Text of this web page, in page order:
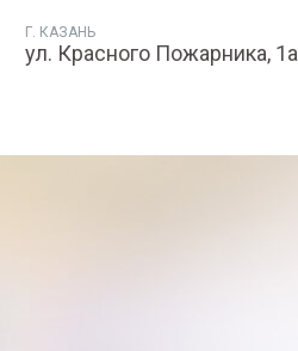
Г. КАЗАНЬ
ул. Красного Пожарника, 1а